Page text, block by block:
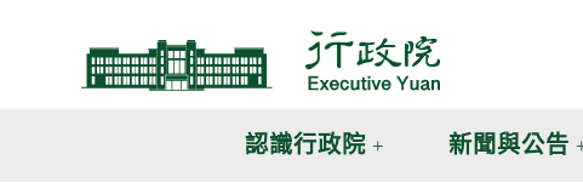
認識行政院 新聞與公告